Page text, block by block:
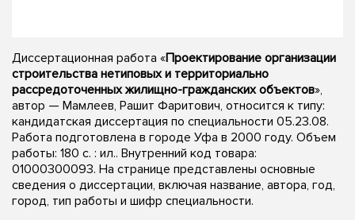
Диссертационная работа «Проектирование организации
строительства нетиповых и территориально
рассредоточенных жилищно-гражданских объектов»,
автор — Мамлеев, Рашит Фаритович, относится к типу:
кандидатская диссертация по специальности 05.23.08.
Работа подготовлена в городе Уфа в 2000 году. Объем
работы: 180 с. : ил.. Внутренний код товара:
01000300093. На странице представлены основные
сведения о диссертации, включая название, автора, год,
город, тип работы и шифр специальности.